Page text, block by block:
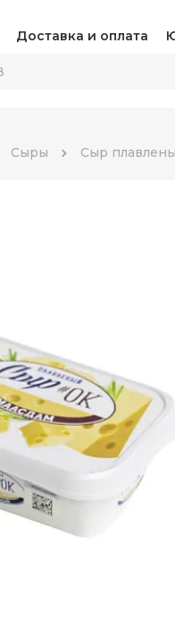
Доставка и оплата
Сыры Сыр